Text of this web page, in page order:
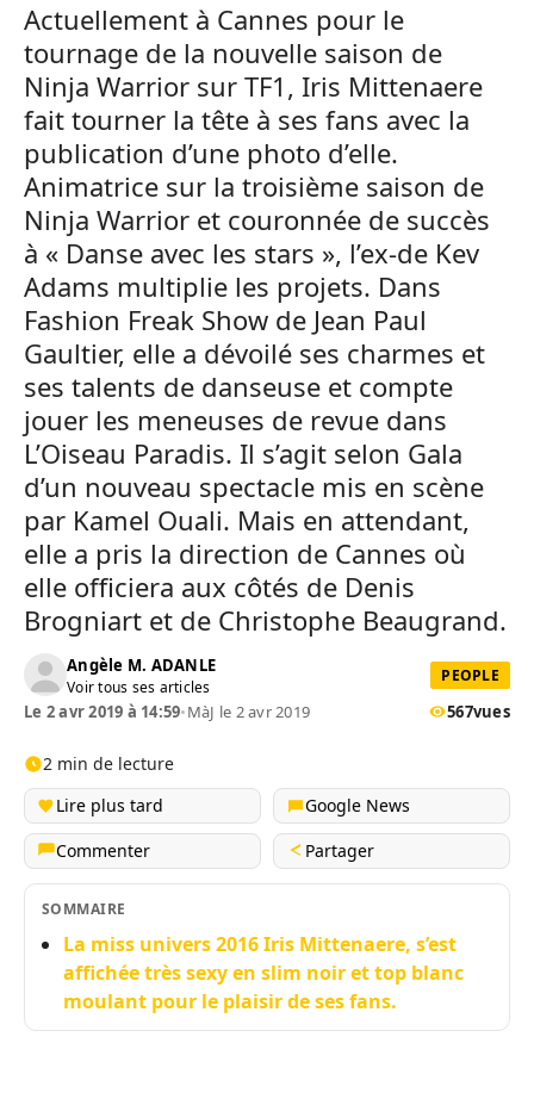
Actuellement à Cannes pour le
tournage de la nouvelle saison de
Ninja Warrior sur TF1, Iris Mittenaere
fait tourner la tête à ses fans avec la
publication d’une photo d’elle.
Animatrice sur la troisième saison de
Ninja Warrior et couronnée de succès
à « Danse avec les stars », l’ex-de Kev
Adams multiplie les projets. Dans
Fashion Freak Show de Jean Paul
Gaultier, elle a dévoilé ses charmes et
ses talents de danseuse et compte
jouer les meneuses de revue dans
L’Oiseau Paradis. Il s’agit selon Gala
d’un nouveau spectacle mis en scène
par Kamel Ouali. Mais en attendant,
elle a pris la direction de Cannes où
elle officiera aux côtés de Denis
Brogniart et de Christophe Beaugrand.
Angèle M. ADANLE
Voir tous ses articles
PEOPLE
Le 2 avr 2019 à 14:59•MàJ le 2 avr 2019 567vues
2 min de lecture
Lire plus tard
Google News
Commenter
Partager
SOMMAIRE
La miss univers 2016 Iris Mittenaere, s’est
affichée très sexy en slim noir et top blanc
moulant pour le plaisir de ses fans.